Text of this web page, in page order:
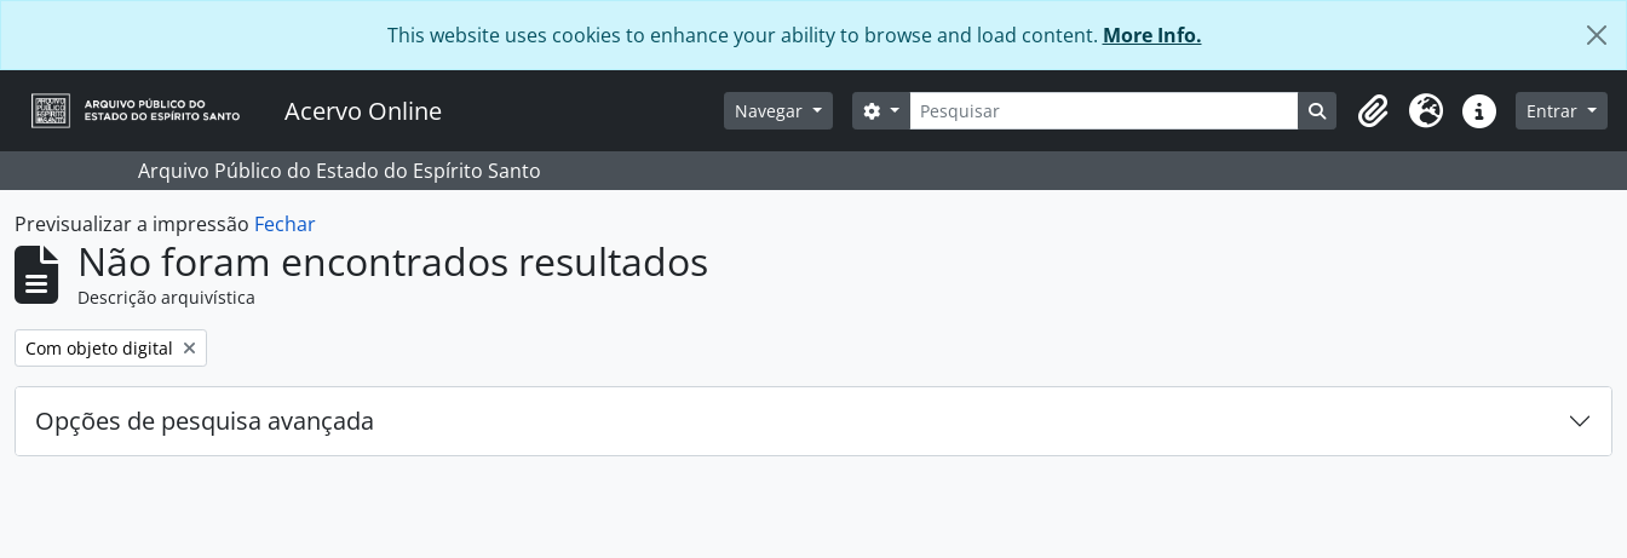
This website uses cookies to enhance your ability to browse and load content. More Info.
Acervo Online Navegar Pesquisar
Opções de busca Busque na página de navegação
Área de transferência
Idioma Ligações rápidas
Entrar
Arquivo Público do Estado do Espírito Santo
Previsualizar a impressão Fechar
Não foram encontrados resultados
Descrição arquivística
Remover filtro:
Com objeto digital
Opções de pesquisa avançada